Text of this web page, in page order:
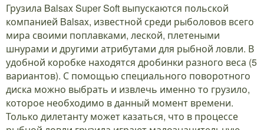
Грузила Balsax Super Soft выпускаются польской
компанией Balsax, известной среди рыболовов всего
мира своими поплавками, леской, плетеными
шнурами и другими атрибутами для рыбной ловли. В
удобной коробке находятся дробинки разного веса (5
вариантов). С помощью специального поворотного
диска можно выбрать и извлечь именно то грузило,
которое необходимо в данный момент времени.
Только дилетанту может казаться, что в процессе